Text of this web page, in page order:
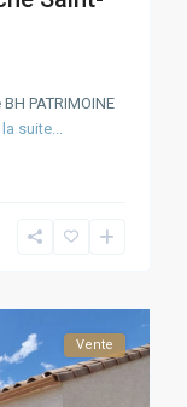
PATRIMOINE
suite...
Vente